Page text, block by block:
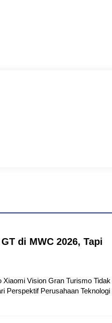
di MWC 2026, Tapi
Vision Gran Turismo Tidak
Perspektif Perusahaan Teknologi